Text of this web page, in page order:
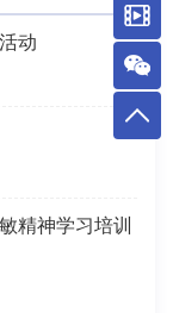
动
精神学习培训